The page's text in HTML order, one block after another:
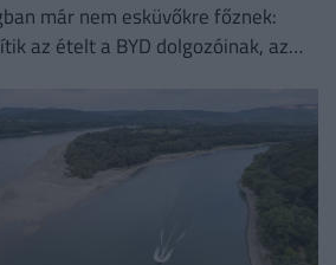
már nem esküvőkre főznek:
az ételt a BYD dolgozóinak, az